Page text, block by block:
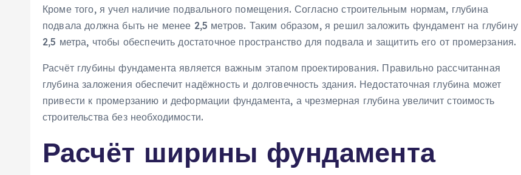
Кроме того‚ я учел наличие подвального помещения. Согласно строительным нормам‚ глубина
подвала должна быть не менее 2‚5 метров. Таким образом‚ я решил заложить фундамент на глубину
2‚5 метра‚ чтобы обеспечить достаточное пространство для подвала и защитить его от промерзания.
Расчёт глубины фундамента является важным этапом проектирования. Правильно рассчитанная
глубина заложения обеспечит надёжность и долговечность здания. Недостаточная глубина может
привести к промерзанию и деформации фундамента‚ а чрезмерная глубина увеличит стоимость
строительства без необходимости.
Расчёт ширины фундамента